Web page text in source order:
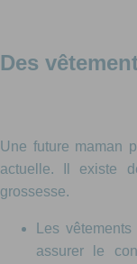
Des
Une future maman
actuelle. Il existe
grossesse.
Les
assurer le